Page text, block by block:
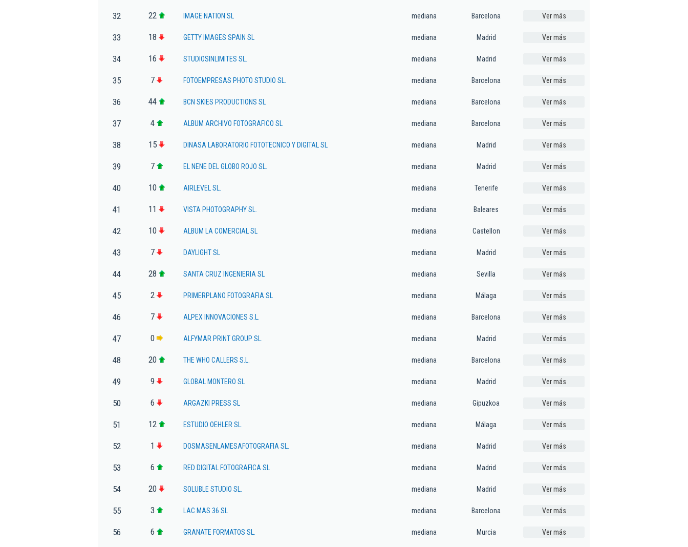
32 22 IMAGE NATION SL mediana Barcelona Ver más
33 18 GETTY IMAGES SPAIN SL mediana Madrid Ver más
34 16 STUDIOSINLIMITES SL. mediana Madrid Ver más
35 7 FOTOEMPRESAS PHOTO STUDIO SL. mediana Barcelona Ver más
36 44 BCN SKIES PRODUCTIONS SL mediana Barcelona Ver más
37 4 ALBUM ARCHIVO FOTOGRAFICO SL mediana Barcelona Ver más
38 15 DINASA LABORATORIO FOTOTECNICO Y DIGITAL SL mediana Madrid Ver más
39 7 EL NENE DEL GLOBO ROJO SL. mediana Madrid Ver más
40 10 AIRLEVEL SL. mediana Tenerife Ver más
41 11 VISTA PHOTOGRAPHY SL. mediana Baleares Ver más
42 10 ALBUM LA COMERCIAL SL mediana Castellon Ver más
43 7 DAYLIGHT SL mediana Madrid Ver más
44 28 SANTA CRUZ INGENIERIA SL mediana Sevilla Ver más
45 2 PRIMERPLANO FOTOGRAFIA SL mediana Málaga Ver más
46 7 ALPEX INNOVACIONES S.L. mediana Barcelona Ver más
47 0 ALFYMAR PRINT GROUP SL. mediana Madrid Ver más
48 20 THE WHO CALLERS S.L. mediana Barcelona Ver más
49 9 GLOBAL MONTERO SL mediana Madrid Ver más
50 6 ARGAZKI PRESS SL mediana Gipuzkoa Ver más
51 12 ESTUDIO OEHLER SL. mediana Málaga Ver más
52 1 DOSMASENLAMESAFOTOGRAFIA SL. mediana Madrid Ver más
53 6 RED DIGITAL FOTOGRAFICA SL mediana Madrid Ver más
54 20 SOLUBLE STUDIO SL. mediana Madrid Ver más
55 3 LAC MAS 36 SL mediana Barcelona Ver más
56 6 GRANATE FORMATOS SL. mediana Murcia Ver más